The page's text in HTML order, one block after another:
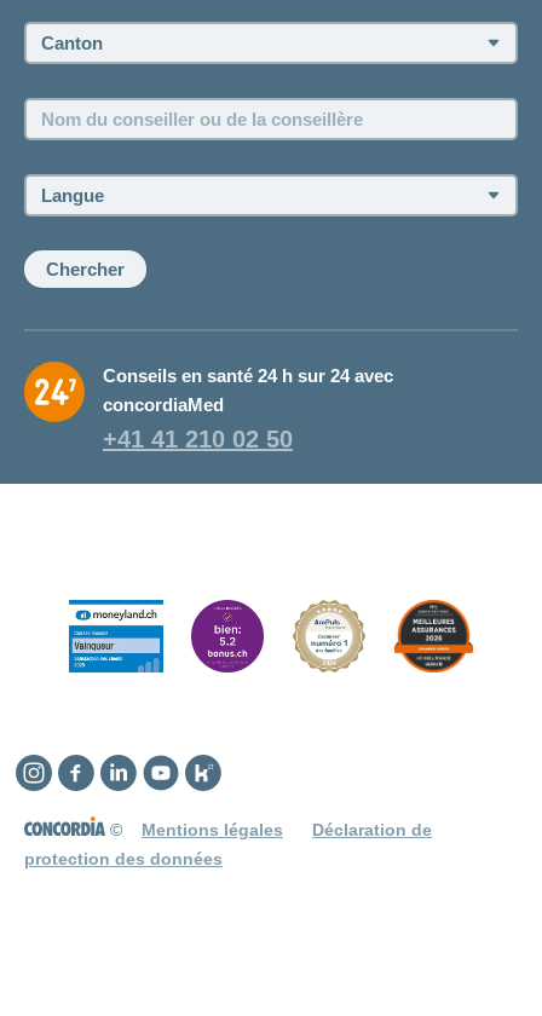
Postes vacants
Canton:
Nom
du
ou
de
conseillère:
Langue:
Chercher
Conseils en santé 24 h sur 24 avec
concordiaMed
+41 41 210 02 50
© Mentions légales
Déclaration de
protection des données
Instagram
Facebook
LinkedinYouTube
Kununu